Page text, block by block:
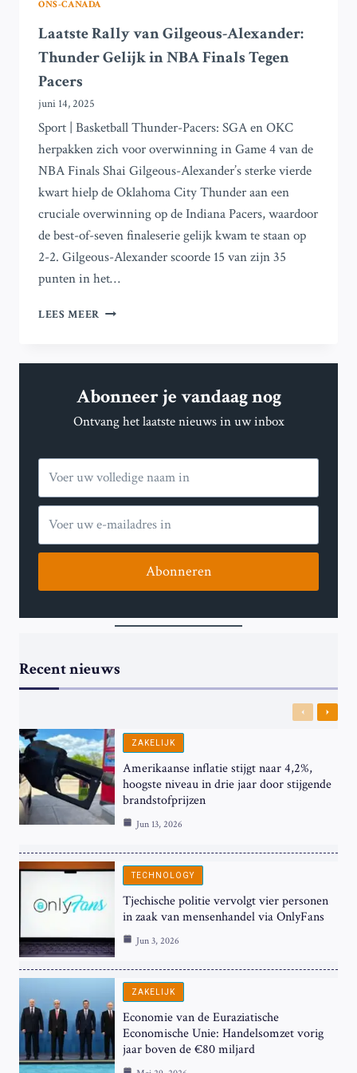
ONS-CANADA
Laatste Rally van Gilgeous-Alexander:
Thunder Gelijk in NBA Finals Tegen
Pacers
juni 14, 2025
Sport | Basketball Thunder-Pacers: SGA en OKC
herpakken zich voor overwinning in Game 4 van de
NBA Finals Shai Gilgeous-Alexander’s sterke vierde
kwart hielp de Oklahoma City Thunder aan een
cruciale overwinning op de Indiana Pacers, waardoor
de best-of-seven finaleserie gelijk kwam te staan op
2-2. Gilgeous-Alexander scoorde 15 van zijn 35
punten in het…
LEES MEER LAATSTE
GILGEOUS-
THUNDER
IN
FINALS
TEGEN
PACERS
Abonneer je vandaag nog
Ontvang het laatste nieuws in uw inbox
Abonneren
Recent nieuws
Previous
Next
ZAKELIJK
Amerikaanse inflatie stijgt naar 4,2%,
hoogste niveau in drie jaar door stijgende
brandstofprijzen
Jun 13, 2026
TECHNOLOGY
Tjechische politie vervolgt vier personen
in zaak van mensenhandel via OnlyFans
Jun 3, 2026
ZAKELIJK
Economie van de Euraziatische
Economische Unie: Handelsomzet vorig
jaar boven de €80 miljard